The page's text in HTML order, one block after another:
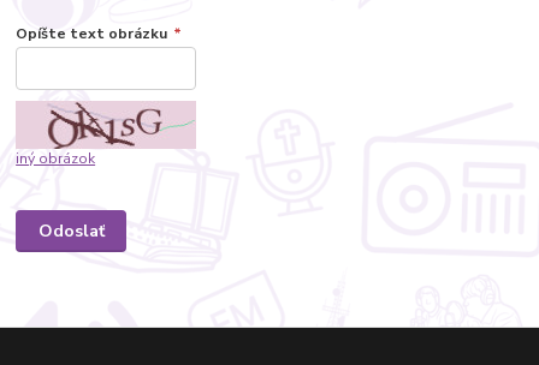
Opíšte text obrázku *
iný obrázok